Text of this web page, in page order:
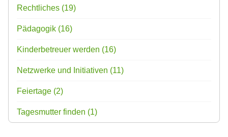
Rechtliches (19)
Pädagogik (16)
Kinderbetreuer werden (16)
Netzwerke und Initiativen (11)
Feiertage (2)
Tagesmutter finden (1)